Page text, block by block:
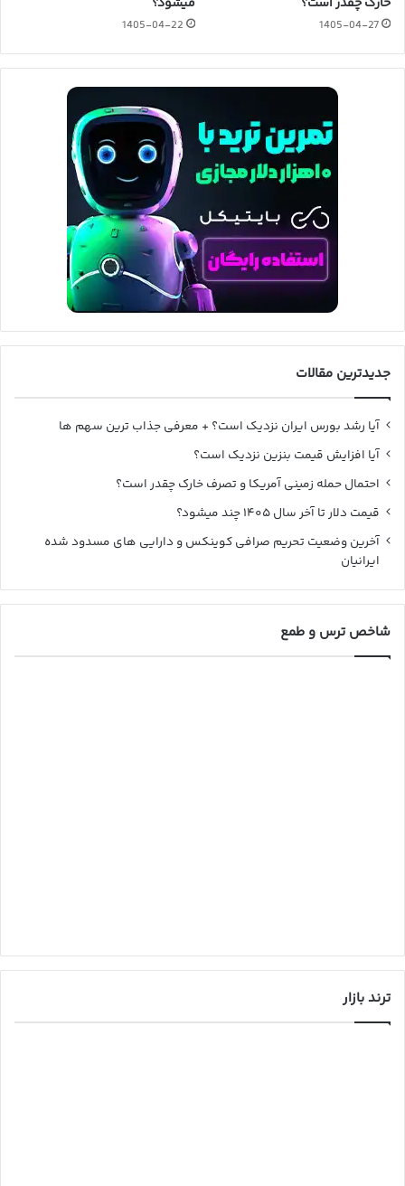
1405-04-27
1405-04-22
جدیدترین مقالات
آیا رشد بورس ایران نزدیک است؟ + معرفی جذاب ترین سهم ها
آیا افزایش قیمت بنزین نزدیک است؟
احتمال حمله زمینی آمریکا و تصرف خارک چقدر است؟
قیمت دلار تا آخر سال ۱۴۰۵ چند میشود؟
آخرین وضعیت تحریم صرافی کوینکس و دارایی های مسدود شده
ایرانیان
شاخص ترس و طمع
ترند بازار